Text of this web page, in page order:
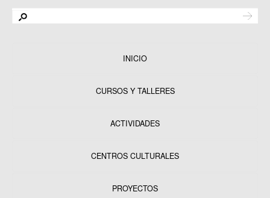
INICIO
CURSOS Y TALLERES
ACTIVIDADES
CENTROS CULTURALES
PROYECTOS